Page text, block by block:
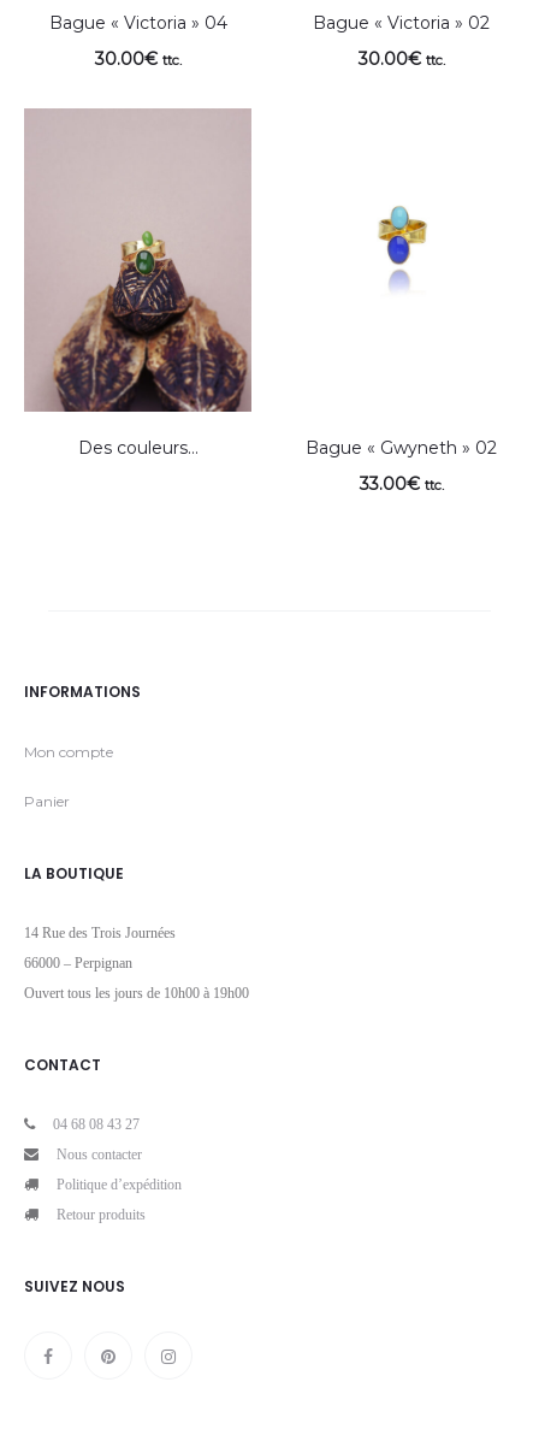
Bague « Victoria » 04
30.00€ ttc.
Bague « Victoria » 02
30.00€ ttc.
Des couleurs…
Bague « Gwyneth » 02
33.00€ ttc.
INFORMATIONS
Mon compte
Panier
LA BOUTIQUE
14 Rue des Trois Journées
66000 – Perpignan
Ouvert tous les jours de 10h00 à 19h00
CONTACT
04 68 08 43 27
Nous contacter
Politique d’expédition
Retour produits
SUIVEZ NOUS